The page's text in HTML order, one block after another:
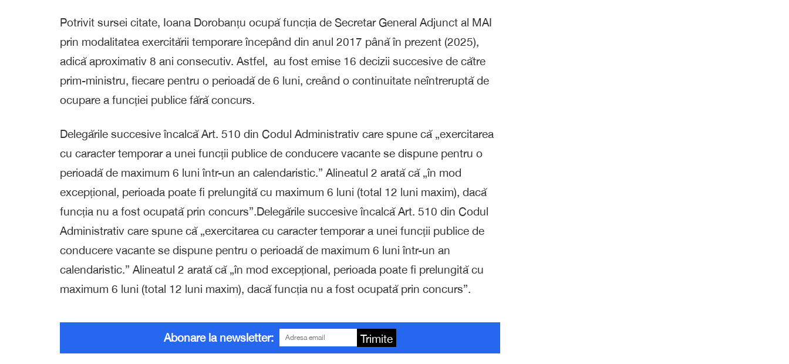
Potrivit sursei citate, Ioana Dorobanțu ocupă funcția de Secretar General Adjunct al MAI
prin modalitatea exercitării temporare începând din anul 2017 până în prezent (2025),
adică aproximativ 8 ani consecutiv. Astfel, au fost emise 16 decizii succesive de către
prim-ministru, fiecare pentru o perioadă de 6 luni, creând o continuitate neîntreruptă de
ocupare a funcției publice fără concurs.
Delegările succesive încalcă Art. 510 din Codul Administrativ care spune că „exercitarea
cu caracter temporar a unei funcții publice de conducere vacante se dispune pentru o
perioadă de maximum 6 luni într-un an calendaristic.” Alineatul 2 arată că „în mod
excepțional, perioada poate fi prelungită cu maximum 6 luni (total 12 luni maxim), dacă
funcția nu a fost ocupată prin concurs”.Delegările succesive încalcă Art. 510 din Codul
Administrativ care spune că „exercitarea cu caracter temporar a unei funcții publice de
conducere vacante se dispune pentru o perioadă de maximum 6 luni într-un an
calendaristic.” Alineatul 2 arată că „în mod excepțional, perioada poate fi prelungită cu
maximum 6 luni (total 12 luni maxim), dacă funcția nu a fost ocupată prin concurs”.
Abonare la newsletter: Trimite